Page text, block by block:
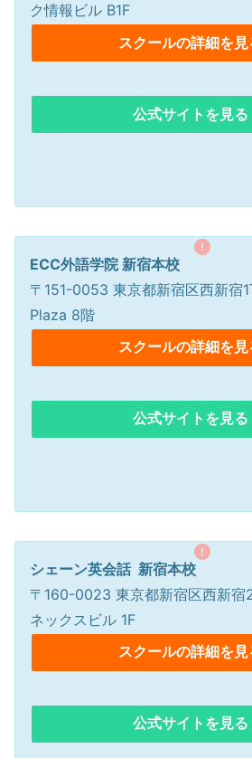
ク情報ビル B1F
スクールの詳細を見
公式サイトを見る
ECC外語学院 新宿本校
〒151-0053 東京都新宿区西新宿
Plaza 8階
スクールの詳細を見
公式サイトを見る
シェーン英会話 新宿本校
〒160-0023 東京都新宿区西新宿
ネックスビル 1F
スクールの詳細を見
公式サイトを見る